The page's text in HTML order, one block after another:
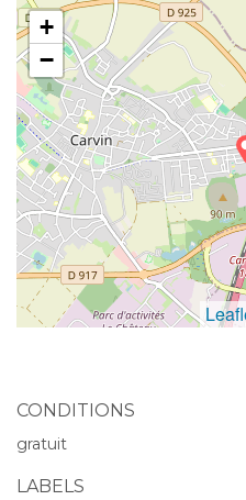
+
−
CONDITIONS
gratuit
LABELS